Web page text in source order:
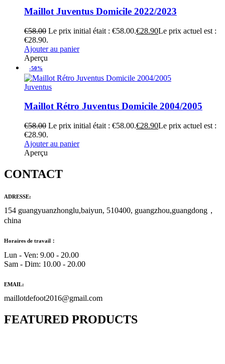
Maillot Juventus Domicile 2022/2023
€58.00 Le prix initial était : €58.00.€28.90Le prix actuel est :
€28.90.
Ajouter au panier
Aperçu
-50%
Juventus
Maillot Rétro Juventus Domicile 2004/2005
€58.00 Le prix initial était : €58.00.€28.90Le prix actuel est :
€28.90.
Ajouter au panier
Aperçu
CONTACT
ADRESSE:
154 guangyuanzhonglu,baiyun, 510400, guangzhou,guangdong，
china
Horaires de travail：
Lun - Ven: 9.00 - 20.00
Sam - Dim: 10.00 - 20.00
EMAIL:
maillotdefoot2016@gmail.com
FEATURED PRODUCTS